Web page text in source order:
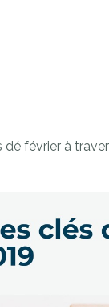
février à